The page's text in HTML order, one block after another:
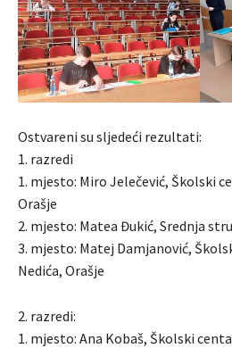
Ostvareni su sljedeći rezultati:
1. razredi
1. mjesto: Miro Jelečević, Školski
Orašje
2. mjesto: Matea Đukić, Srednja
3. mjesto: Matej Damjanović,
Nedića, Orašje
2. razredi:
1. mjesto: Ana Kobaš, Školski